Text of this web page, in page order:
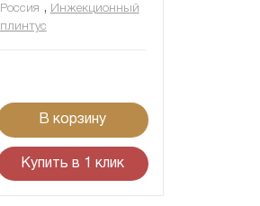
Россия , Инжекционный
плинтус
В корзину
Купить в 1 клик